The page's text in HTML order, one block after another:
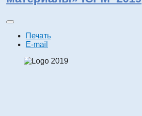
Печать
E-mail